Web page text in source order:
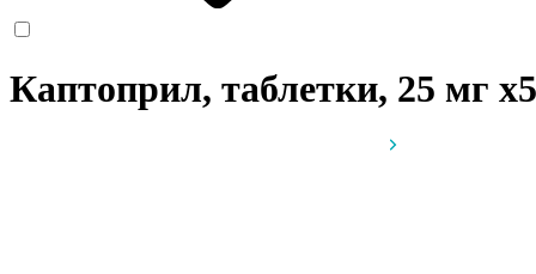
Каптоприл, таблетки, 25 мг